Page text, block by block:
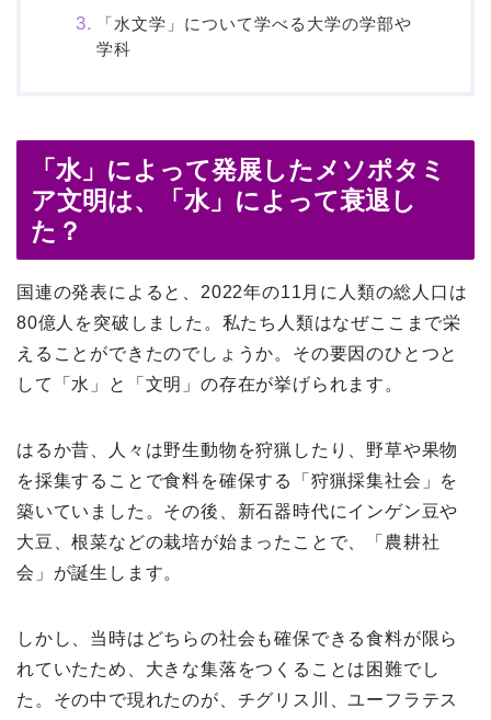
「水文学」について学べる大学の学部や
学科
「水」によって発展したメソポタミ
ア文明は、「水」によって衰退し
た？
国連の発表によると、2022年の11月に人類の総人口は
80億人を突破しました。私たち人類はなぜここまで栄
えることができたのでしょうか。その要因のひとつと
して「水」と「文明」の存在が挙げられます。
はるか昔、人々は野生動物を狩猟したり、野草や果物
を採集することで食料を確保する「狩猟採集社会」を
築いていました。その後、新石器時代にインゲン豆や
大豆、根菜などの栽培が始まったことで、「農耕社
会」が誕生します。
しかし、当時はどちらの社会も確保できる食料が限ら
れていたため、大きな集落をつくることは困難でし
た。その中で現れたのが、チグリス川、ユーフラテス